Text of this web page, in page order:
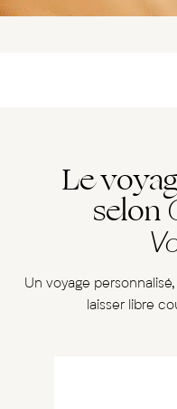
Le
selon
Un voyage
laisser libre